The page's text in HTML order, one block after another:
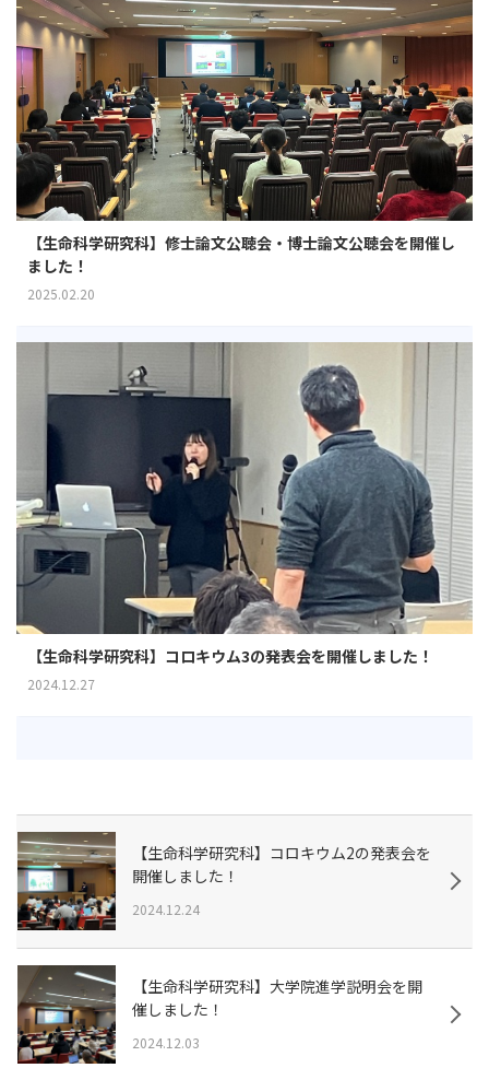
【生命科学研究科】修士論文公聴会・博士論文公聴会を開催し
ました！
2025.02.20
【生命科学研究科】コロキウム3の発表会を開催しました！
2024.12.27
【生命科学研究科】コロキウム2の発表会を
開催しました！
2024.12.24
【生命科学研究科】大学院進学説明会を開
催しました！
2024.12.03